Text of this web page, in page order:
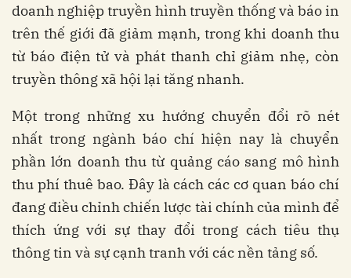
doanh nghiệp truyền hình truyền thống và báo in
trên thế giới đã giảm mạnh, trong khi doanh thu
từ báo điện tử và phát thanh chỉ giảm nhẹ, còn
truyền thông xã hội lại tăng nhanh.
Một trong những xu hướng chuyển đổi rõ nét
nhất trong ngành báo chí hiện nay là chuyển
phần lớn doanh thu từ quảng cáo sang mô hình
thu phí thuê bao. Đây là cách các cơ quan báo chí
đang điều chỉnh chiến lược tài chính của mình để
thích ứng với sự thay đổi trong cách tiêu thụ
thông tin và sự cạnh tranh với các nền tảng số.